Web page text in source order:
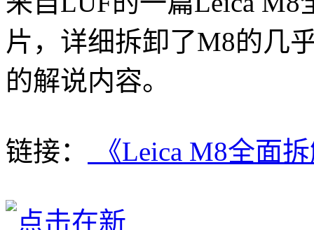
片，详细拆卸了M8的几
的解说内容。
链接： 《Leica M8全面